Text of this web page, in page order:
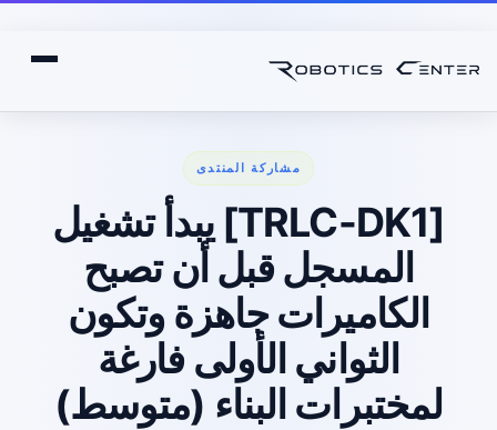
مشاركة المنتدى
[TRLC-DK1] يبدأ تشغيل
المسجل قبل أن تصبح
الكاميرات جاهزة وتكون
الثواني الأولى فارغة
لمختبرات البناء (متوسط)